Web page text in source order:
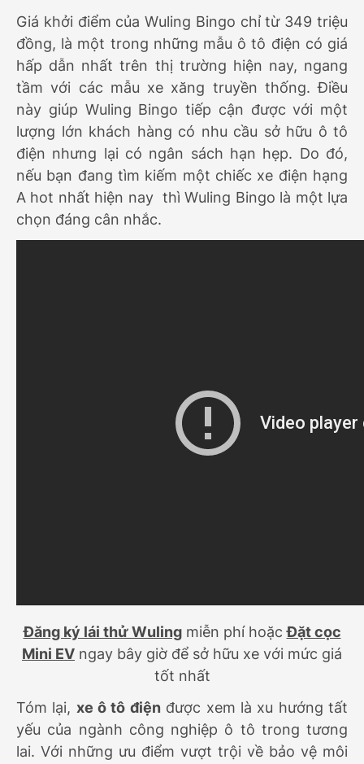
Giá khởi điểm của Wuling Bingo chỉ từ 349 triệu
đồng, là một trong những mẫu ô tô điện có giá
hấp dẫn nhất trên thị trường hiện nay, ngang
tầm với các mẫu xe xăng truyền thống. Điều
này giúp Wuling Bingo tiếp cận được với một
lượng lớn khách hàng có nhu cầu sở hữu ô tô
điện nhưng lại có ngân sách hạn hẹp. Do đó,
nếu bạn đang tìm kiếm một chiếc xe điện hạng
A hot nhất hiện nay thì Wuling Bingo là một lựa
chọn đáng cân nhắc.
Đăng ký lái thử Wulingmiễn phí hoặcĐặt cọc
Mini EV ngay bây giờ để sở hữu xe với mức giá
tốt nhất
Tóm lại, xe ô tô điệnđược xem là xu hướng tất
yếu của ngành công nghiệp ô tô trong tương
lai. Với những ưu điểm vượt trội về bảo vệ môi